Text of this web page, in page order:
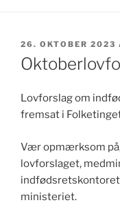
UDGIVET
DEN
26. OKTOBER 2023
Lovforslag om
fremsat i
Væropmærksom
lovforslaget,
ministeriet.